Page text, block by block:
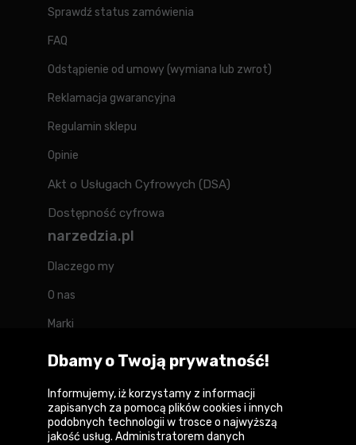
Sprawdź status zamówienia
FAQ
Odstąpienie od umowy (wymiana lub zwrot)
Reklamacja gwarancyjna
Regulamin sklepu
Opinie
Akt o Usługach Cyfrowych (DSA)
Dostępność cyfrowa
narzedzia.pl
Dlaczego my
O nas
Marki
Kontakt
Forum
Dbamy o Twoją prywatność!
Informujemy, iż korzystamy z informacji
zapisanych za pomocą plików cookies i innych
podobnych technologii w trosce o najwyższą
jakość usług. Administratorem danych